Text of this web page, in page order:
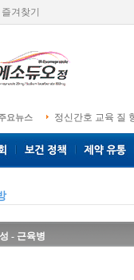
즐겨찾기
요뉴스 정신간호 교육 질
- 근육병